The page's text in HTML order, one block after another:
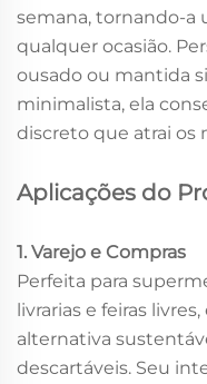
semana, tornando-a
qualquer ocasião.
ousado ou mantida
minimalista, ela
discreto que atrai os
Aplicações do
1. Varejo e Compras
Perfeita para
livrarias e feiras
alternativa
descartáveis. Seu